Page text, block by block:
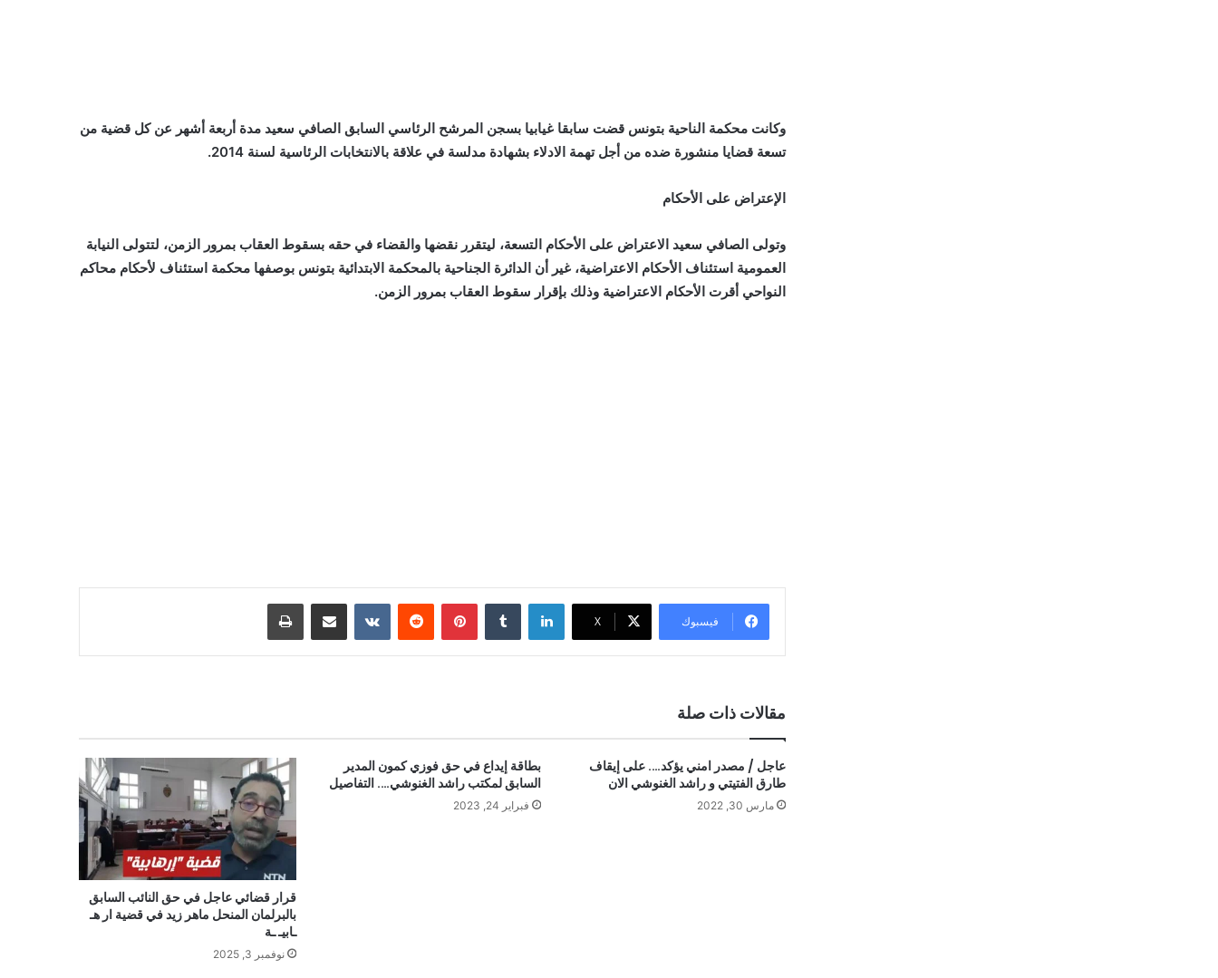
وكانت محكمة الناحية بتونس قضت سابقا غيابيا بسجن المرشح الرئاسي السابق الصافي سعيد مدة أربعة أشهر عن كل قضية من
تسعة قضايا منشورة ضده من أجل تهمة الادلاء بشهادة مدلسة في علاقة بالانتخابات الرئاسية لسنة 2014.
الإعتراض على الأحكام
وتولى الصافي سعيد الاعتراض على الأحكام التسعة، ليتقرر نقضها والقضاء في حقه بسقوط العقاب بمرور الزمن، لتتولى النيابة
العمومية استئناف الأحكام الاعتراضية، غير أن الدائرة الجناحية بالمحكمة الابتدائية بتونس بوصفها محكمة استئناف لأحكام محاكم
النواحي أقرت الأحكام الاعتراضية وذلك بإقرار سقوط العقاب بمرور الزمن.
فيسبوك X
لينكدإن بينتيريست مشاركة عبر البريد طباعة
مقالات ذات صلة
عاجل / مصدر امني يؤكد…. على إيقاف
طارق الفتيتي و راشد الغنوشي الان
مارس 30, 2022
بطاقة إيداع في حق فوزي كمون المدير
السابق لمكتب راشد الغنوشي…. التفاصيل
فبراير 24, 2023
قرار قضائي عاجل في حق النائب السابق
بالبرلمان المنحل ماهر زيد في قضية ار هـ
ـابيـ ـة
نوفمبر 3, 2025